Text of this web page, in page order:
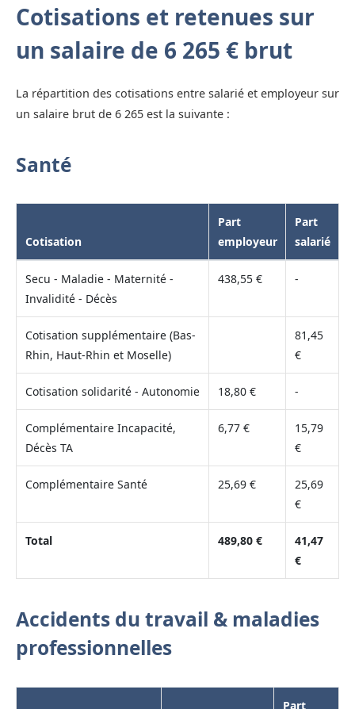
Cotisations et retenues sur
un salaire de 6 265 € brut
La répartition des cotisations entre salarié et employeur sur
un salaire brut de 6 265 est la suivante :
Santé
Cotisation
Part
employeur
Part
salarié
Secu - Maladie - Maternité -
Invalidité - Décès
438,55 € -
Cotisation supplémentaire (Bas-
Rhin, Haut-Rhin et Moselle)
81,45
€
Cotisation solidarité - Autonomie 18,80 € -
Complémentaire Incapacité,
Décès TA
6,77 €
15,79
€
Complémentaire Santé 25,69 €
25,69
€
Total 489,80 €
41,47
€
Accidents du travail & maladies
professionnelles
Part